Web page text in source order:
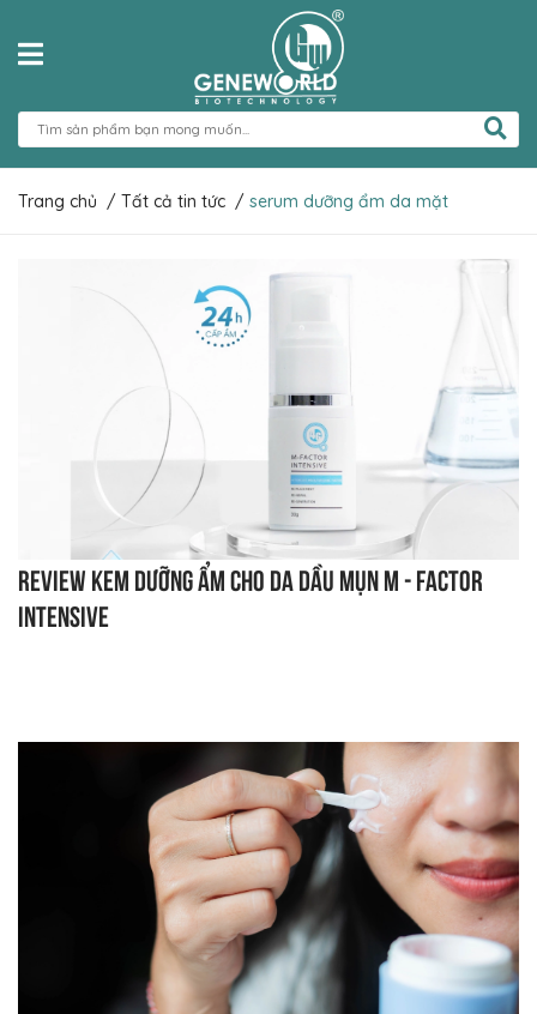
Trang chủ / Tất cả tin tức / serum dưỡng ẩm da mặt
Review kem dưỡng ẩm cho da dầu mụn M - Factor
Intensive